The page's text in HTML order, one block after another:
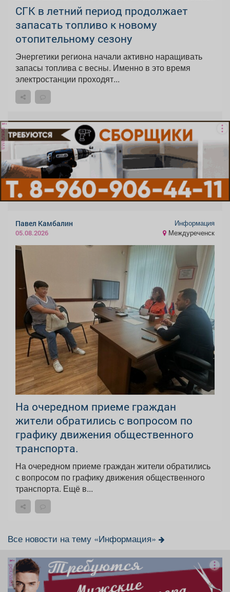
СГК в летний период продолжает
запасать топливо к новому
отопительному сезону
Энергетики региона начали активно наращивать
запасы топлива с весны. Именно в это время
электростанции проходят...
реклама
Павел Камбалин
05.08.2026
Информация
Междуреченск
На очередном приеме граждан
жители обратились с вопросом по
графику движения общественного
транспорта.
На очередном приеме граждан жители обратились
с вопросом по графику движения общественного
транспорта. Ещё в...
Все новости на тему «Информация»
реклама